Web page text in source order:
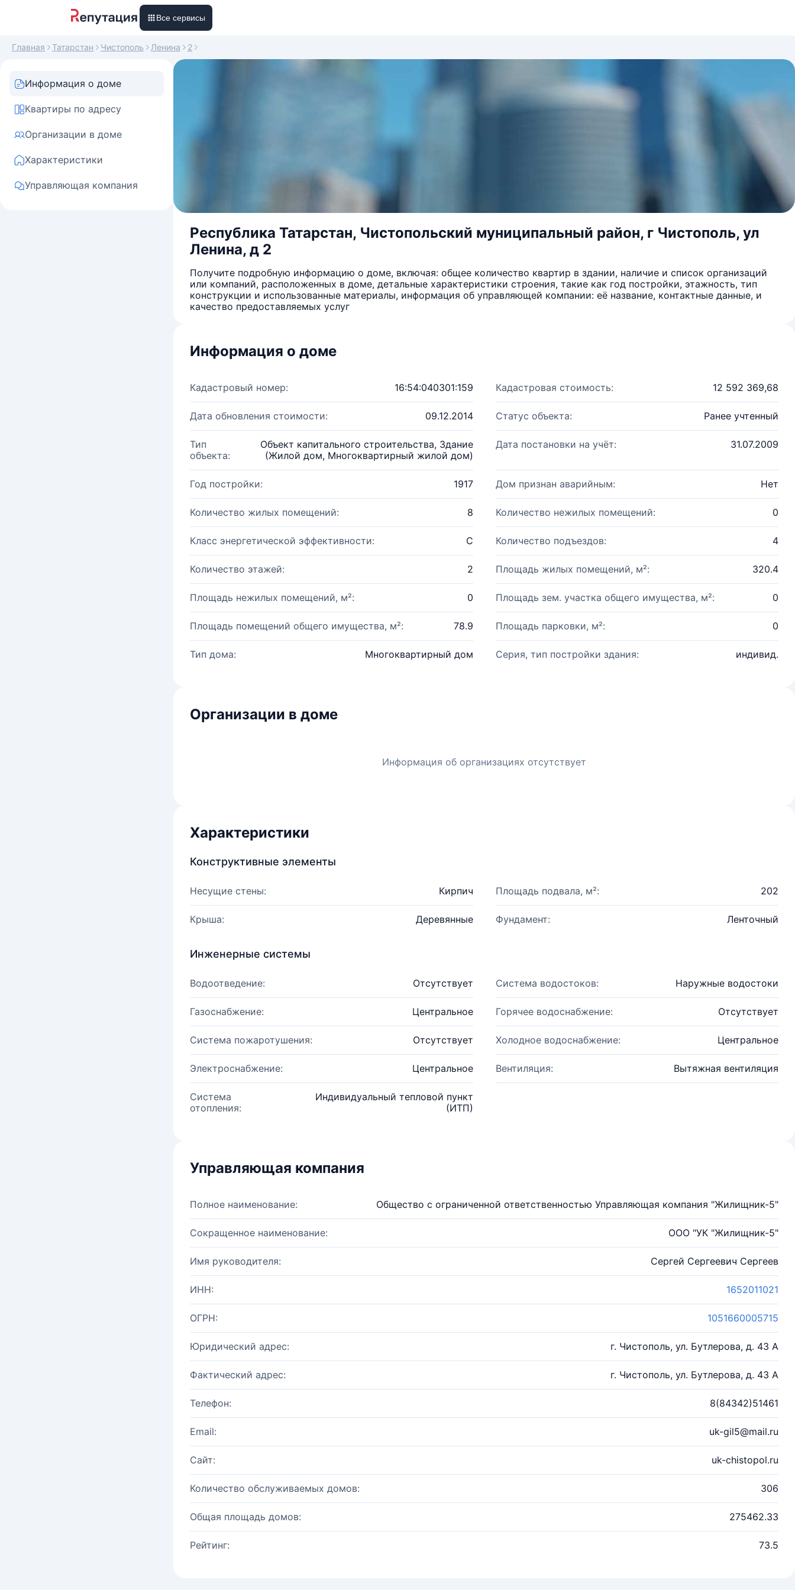
Все сервисы
Главная Татарстан Чистополь Ленина 2
Информация о доме
Квартиры по адресу
Организации в доме
Характеристики
Управляющая компания
Республика Татарстан, Чистопольский муниципальный район, г Чистополь, ул
Ленина, д 2
Получите подробную информацию о доме, включая: общее количество квартир в здании, наличие и список организаций
или компаний, расположенных в доме, детальные характеристики строения, такие как год постройки, этажность, тип
конструкции и использованные материалы, информация об управляющей компании: её название, контактные данные, и
качество предоставляемых услуг
Информация о доме
Кадастровый номер: 16:54:040301:159 Кадастровая стоимость: 12 592 369,68
Дата обновления стоимости: 09.12.2014 Статус объекта: Ранее учтенный
Тип
объекта:
Объект капитального строительства, Здание
(Жилой дом, Многоквартирный жилой дом)
Дата постановки на учёт: 31.07.2009
Год постройки: 1917 Дом признан аварийным: Нет
Количество жилых помещений: 8 Количество нежилых помещений: 0
Класс энергетической эффективности: C Количество подъездов: 4
Количество этажей: 2 Площадь жилых помещений, м²: 320.4
Площадь нежилых помещений, м²: 0 Площадь зем. участка общего имущества, м²: 0
Площадь помещений общего имущества, м²: 78.9 Площадь парковки, м²: 0
Тип дома: Многоквартирный дом Серия, тип постройки здания: индивид.
Организации в доме
Информация об организациях отсутствует
Характеристики
Конструктивные элементы
Несущие стены: Кирпич Площадь подвала, м²: 202
Крыша: Деревянные Фундамент: Ленточный
Инженерные системы
Водоотведение: Отсутствует Система водостоков: Наружные водостоки
Газоснабжение: Центральное Горячее водоснабжение: Отсутствует
Система пожаротушения: Отсутствует Холодное водоснабжение: Центральное
Электроснабжение: Центральное Вентиляция: Вытяжная вентиляция
Система
отопления:
Индивидуальный тепловой пункт
(ИТП)
Управляющая компания
Полное наименование: Общество с ограниченной ответственностью Управляющая компания "Жилищник-5"
Сокращенное наименование: ООО "УК "Жилищник-5"
Имя руководителя: Сергей Сергеевич Сергеев
ИНН: 1652011021
ОГРН: 1051660005715
Юридический адрес: г. Чистополь, ул. Бутлерова, д. 43 А
Фактический адрес: г. Чистополь, ул. Бутлерова, д. 43 А
Телефон: 8(84342)51461
Email: uk-gil5@mail.ru
Сайт: uk-chistopol.ru
Количество обслуживаемых домов: 306
Общая площадь домов: 275462.33
Рейтинг: 73.5